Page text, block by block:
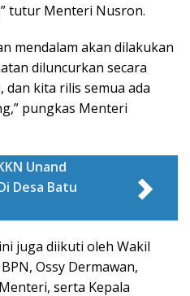
tutur Menteri Nusron.
mendalam akan dilakukan
diluncurkan secara
dan kita rilis semua ada
pungkas Menteri
Unand
Desa Batu
juga diikuti oleh Wakil
Ossy Dermawan,
serta Kepala